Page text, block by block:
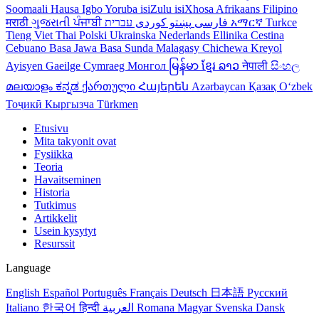
Soomaali Hausa IgboYoruba isiZulu isiXhosa Afrikaans Filipino
मराठी ગુજરાતીਪੰਜਾਬੀ فارسی پښتو کوردی አማርኛ Turkce
Tieng Viet Thai Polski Ukrainska Nederlands Ellinika Cestina
Cebuano Basa Jawa Basa Sunda Malagasy Chichewa Kreyol
Ayisyen Gaeilge Cymraeg Монгол မြန်မာ ខ្មែរ ລາວनेपाली සිංහල
മലയാളം ಕನ್ನಡ ქართული Հայերեն Azərbaycan Қазақ Oʻzbek
Тоҷикӣ Кыргызча Türkmen
Etusivu
Mita takyonit ovat
Fysiikka
Teoria
Havaitseminen
Historia
Tutkimus
Artikkelit
Usein kysytyt
Resurssit
Language
English Español Português Français Deutsch 日本語 Русский
Italiano 한국어हिन्दी Romana Magyar Svenska Dansk